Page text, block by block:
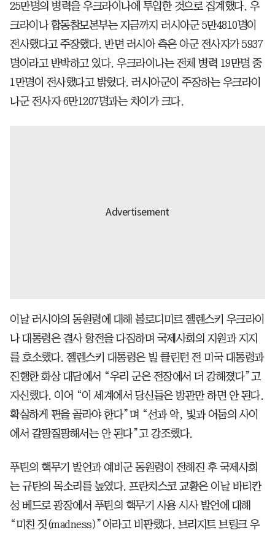
25만명의 병력을 우크라이나에 투입한 것으로 집계했다. 우
크라이나 합동참모본부는 지금까지 러시아군 5만4810명이
전사했다고 주장했다. 반면 러시아 측은 아군 전사자가 5937
명이라고 반박하고 있다. 우크라이나는 전체 병력 19만명 중
1만명이 전사했다고 밝혔다. 러시아군이 주장하는 우크라이
나군 전사자 6만1207명과는 차이가 크다.
이날 러시아의 동원령에 대해 볼로디미르 젤렌스키 우크라이
나 대통령은 결사 항전을 다짐하며 국제사회의 지원과 지지
를 호소했다. 젤렌스키 대통령은 빌 클린턴 전 미국 대통령과
진행한 화상 대담에서 “우리 군은 전장에서 더 강해졌다”고
자신했다. 이어 “이 세계에서 당신들은 방관만 하면 안 된다.
확실하게 편을 골라야 한다”며 “선과 악, 빛과 어둠의 사이
에서 갈팡질팡해서는 안 된다”고 강조했다.
푸틴의 핵무기 발언과 예비군 동원령이 전해진 후 국제사회
는 규탄의 목소리를 높였다. 프란치스코 교황은 이날 바티칸
성 베드로 광장에서 푸틴의 핵무기 사용 시사 발언에 대해
“미친 짓(madness)”이라고 비판했다. 브리지트 브링크 우